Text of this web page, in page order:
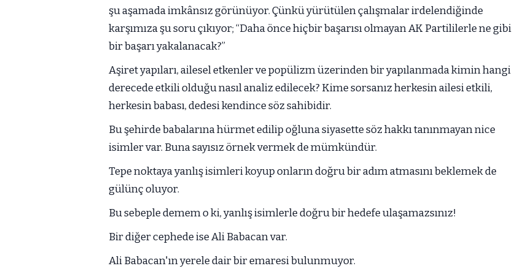
şu aşamada imkânsız görünüyor. Çünkü yürütülen çalışmalar irdelendiğinde
karşımıza şu soru çıkıyor; “Daha önce hiçbir başarısı olmayan AK Partililerle ne gibi
bir başarı yakalanacak?”
Aşiret yapıları, ailesel etkenler ve popülizm üzerinden bir yapılanmada kimin hangi
derecede etkili olduğu nasıl analiz edilecek? Kime sorsanız herkesin ailesi etkili,
herkesin babası, dedesi kendince söz sahibidir.
Bu şehirde babalarına hürmet edilip oğluna siyasette söz hakkı tanınmayan nice
isimler var. Buna sayısız örnek vermek de mümkündür.
Tepe noktaya yanlış isimleri koyup onların doğru bir adım atmasını beklemek de
gülünç oluyor.
Bu sebeple demem o ki, yanlış isimlerle doğru bir hedefe ulaşamazsınız!
Bir diğer cephede ise Ali Babacan var.
Ali Babacan'ın yerele dair bir emaresi bulunmuyor.